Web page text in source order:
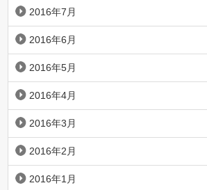
2016年7月
2016年6月
2016年5月
2016年4月
2016年3月
2016年2月
2016年1月